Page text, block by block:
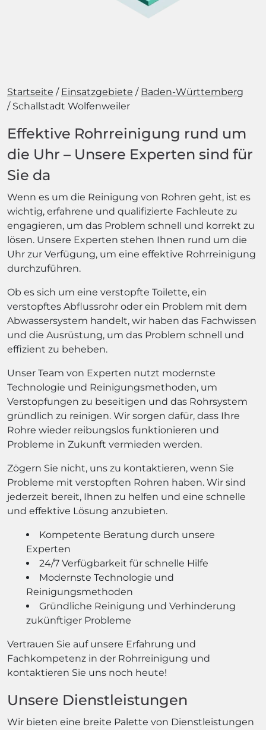
Startseite Einsatzgebiete
Baden-Württemberg
Schallstadt Wolfenweiler
Effektive Rohrreinigung rund um
die Uhr – Unsere Experten sind für
Sie da
Wenn es um die Reinigung von Rohren geht, ist es
wichtig, erfahrene und qualifizierte Fachleute zu
engagieren, um das Problem schnell und korrekt zu
lösen. Unsere Experten stehen Ihnen rund um die
Uhr zur Verfügung, um eine effektive Rohrreinigung
durchzuführen.
Ob es sich um eine verstopfte Toilette, ein
verstopftes Abflussrohr oder ein Problem mit dem
Abwassersystem handelt, wir haben das Fachwissen
und die Ausrüstung, um das Problem schnell und
effizient zu beheben.
Unser Team von Experten nutzt modernste
Technologie und Reinigungsmethoden, um
Verstopfungen zu beseitigen und das Rohrsystem
gründlich zu reinigen. Wir sorgen dafür, dass Ihre
Rohre wieder reibungslos funktionieren und
Probleme in Zukunft vermieden werden.
Zögern Sie nicht, uns zu kontaktieren, wenn Sie
Probleme mit verstopften Rohren haben. Wir sind
jederzeit bereit, Ihnen zu helfen und eine schnelle
und effektive Lösung anzubieten.
Kompetente Beratung durch unsere
Experten
24/7 Verfügbarkeit für schnelle Hilfe
Modernste Technologie und
Reinigungsmethoden
Gründliche Reinigung und Verhinderung
zukünftiger Probleme
Vertrauen Sie auf unsere Erfahrung und
Fachkompetenz in der Rohrreinigung und
kontaktieren Sie uns noch heute!
Unsere Dienstleistungen
Wir bieten eine breite Palette von Dienstleistungen